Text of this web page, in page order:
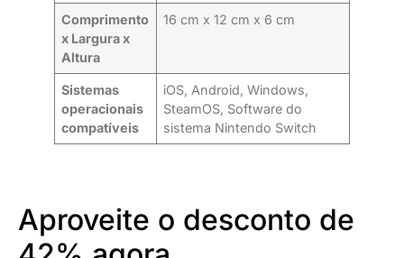
Comprimento
x Largura x
Altura
16 cm x 12 cm x 6 cm
Sistemas
operacionais
compatíveis
iOS, Android, Windows,
SteamOS, Software do
sistema Nintendo Switch
Aproveite o desconto de